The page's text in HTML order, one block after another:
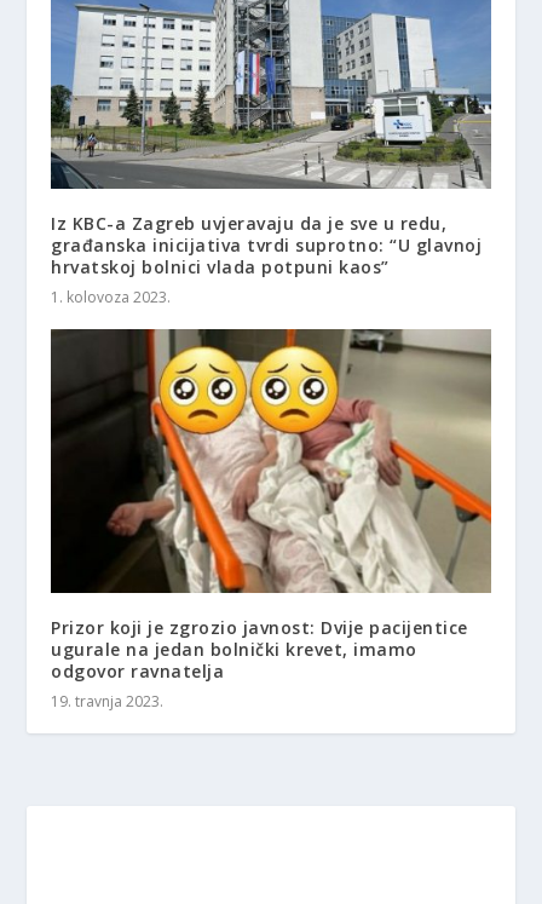
Iz KBC-a Zagreb uvjeravaju da je sve u redu,
građanska inicijativa tvrdi suprotno: “U glavnoj
hrvatskoj bolnici vlada potpuni kaos”
1. kolovoza 2023.
Prizor koji je zgrozio javnost: Dvije pacijentice
ugurale na jedan bolnički krevet, imamo
odgovor ravnatelja
19. travnja 2023.